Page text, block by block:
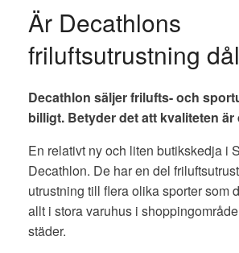
Är Decathlons
friluftsutrustning
Decathlon säljer frilufts- och
billigt. Betyder det att kvaliteten är
En relativt ny och liten butikskedja i
Decathlon. De har en del
utrustning till flera olika sporter som
allt i stora varuhus i
städer.